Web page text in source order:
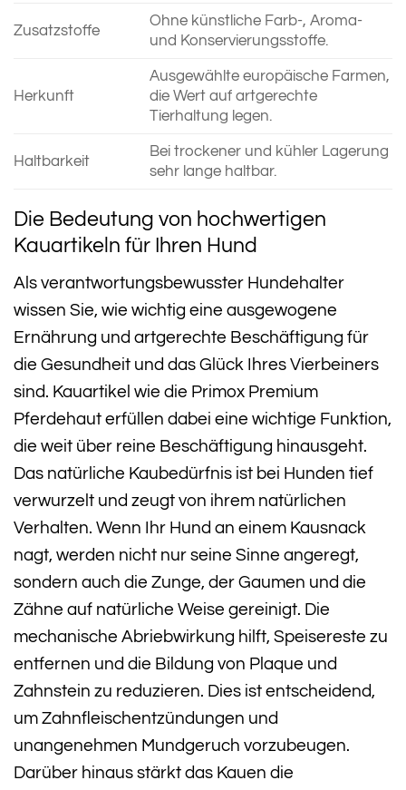
Zusatzstoffe
Ohne künstliche Farb-, Aroma-
und Konservierungsstoffe.
Herkunft
Ausgewählte europäische Farmen,
die Wert auf artgerechte
Tierhaltung legen.
Haltbarkeit
Bei trockener und kühler Lagerung
sehr lange haltbar.
Die Bedeutung von hochwertigen
Kauartikeln für Ihren Hund
Als verantwortungsbewusster Hundehalter
wissen Sie, wie wichtig eine ausgewogene
Ernährung und artgerechte Beschäftigung für
die Gesundheit und das Glück Ihres Vierbeiners
sind. Kauartikel wie die Primox Premium
Pferdehaut erfüllen dabei eine wichtige Funktion,
die weit über reine Beschäftigung hinausgeht.
Das natürliche Kaubedürfnis ist bei Hunden tief
verwurzelt und zeugt von ihrem natürlichen
Verhalten. Wenn Ihr Hund an einem Kausnack
nagt, werden nicht nur seine Sinne angeregt,
sondern auch die Zunge, der Gaumen und die
Zähne auf natürliche Weise gereinigt. Die
mechanische Abriebwirkung hilft, Speisereste zu
entfernen und die Bildung von Plaque und
Zahnstein zu reduzieren. Dies ist entscheidend,
um Zahnfleischentzündungen und
unangenehmen Mundgeruch vorzubeugen.
Darüber hinaus stärkt das Kauen die